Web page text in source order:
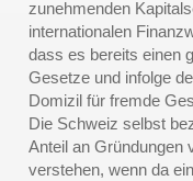
zunehmenden
internationalen
dass es bereits einen
Gesetze und infolge
Domizil für fremde
Die Schweiz selbst
Anteil an Gründungen
verstehen, wenn da